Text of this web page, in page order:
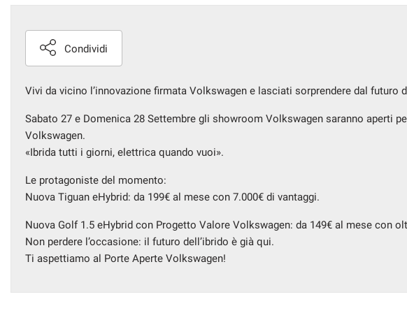
Condividi
Vivi da vicino l’innovazione firmata Volkswagen e lasciati sorprendere dal futuro
Sabato 27 e Domenica 28 Settembre gli showroom Volkswagen saranno aperti
Volkswagen.
«Ibrida tutti i giorni, elettrica quando vuoi».
Le protagoniste del momento:
Nuova Tiguan eHybrid: da 199€ al mese con 7.000€ di vantaggi.
Nuova Golf 1.5 eHybrid con Progetto Valore Volkswagen: da 149€ al mese con
Non perdere l’occasione: il futuro dell’ibrido è già qui.
Ti aspettiamo al Porte Aperte Volkswagen!